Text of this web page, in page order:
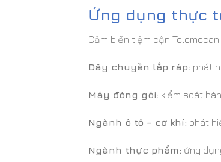
Ứng dụng thực
Cảm biến tiệm cận
Dây chuyền lắp ráp: phát
Máy đóng gói: kiểm soát
Ngành ô tô – cơ khí: phát
Ngành thực phẩm: ứng